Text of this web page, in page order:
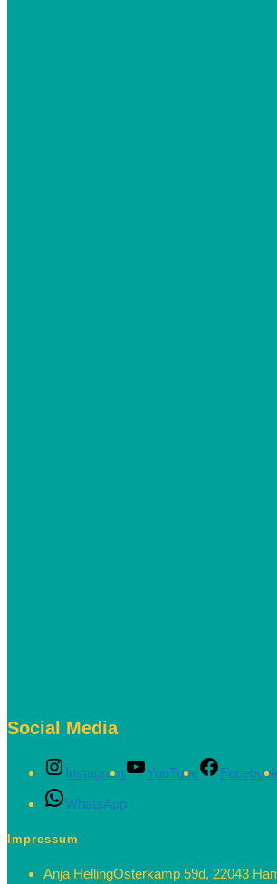
Social Media
Instagram YouTube Facebook
WhatsApp
Impressum
Anja HellingOsterkamp 59d, 22043